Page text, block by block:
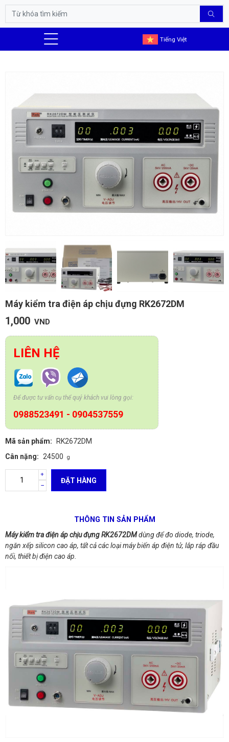
Tiếng Việt
Máy kiểm tra điện áp chịu đựng RK2672DM
1,000 VND
LIÊN HỆ
Để được tư vấn cụ thể quý khách vui lòng gọi:
0988523491 - 0904537559
Mã sản phẩm:
RK2672DM
Cân nặng:
24500 g
ĐẶT HÀNG
THÔNG TIN SẢN PHẨM
Máy kiểm tra điện áp chịu đựngRK2672DMdùng để đo diode, triode,
ngăn xếp silicon cao áp, tất cả các loại máy biến áp điện tử, lắp ráp đầu
nối, thiết bị điện cao áp.